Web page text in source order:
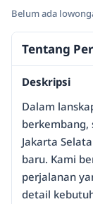
Belum ada
Tentang
Deskripsi
Dalam
berkembang,
Jakarta
baru. Kami
perjalanan
detail